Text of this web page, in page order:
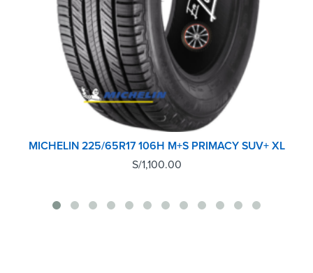
MICHELIN 225/65R17 106H M+S PRIMACY SUV+ XL
S/1,100.00